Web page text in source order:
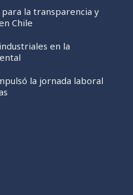
para la transparencia y
Chile
en la
la jornada laboral